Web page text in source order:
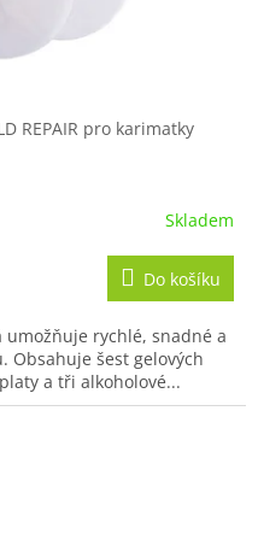
REPAIR pro karimatky
Skladem
Do košíku
rychlé, snadné a
Obsahuje šest gelových
a tři alkoholové...